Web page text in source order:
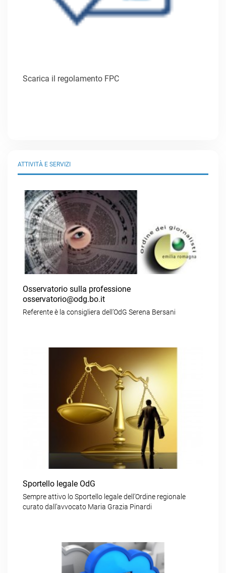
Scarica il regolamento FPC
ATTIVITÀ E SERVIZI
Osservatorio sulla professione
osservatorio@odg.bo.it
Referente è la consigliera dell’OdG Serena Bersani
Sportello legale OdG
Sempre attivo lo Sportello legale dell’Ordine regionale
curato dall’avvocato Maria Grazia Pinardi